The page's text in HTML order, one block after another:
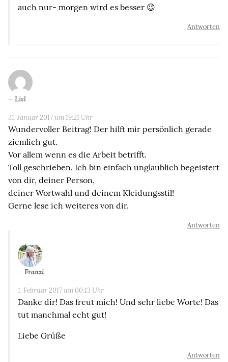
auch nur- morgen wird es besser 😉
Antworten
Lisl
31. Januar 2017 um 19:21 Uhr
Wundervoller Beitrag! Der hilft mir persönlich gerade
ziemlich gut.
Vor allem wenn es die Arbeit betrifft.
Toll geschrieben. Ich bin einfach unglaublich begeistert
von dir, deiner Person,
deiner Wortwahl und deinem Kleidungsstil!
Gerne lese ich weiteres von dir.
Antworten
Franzi
1. Februar 2017 um 00:13 Uhr
Danke dir! Das freut mich! Und sehr liebe Worte! Das
tut manchmal echt gut!
Liebe Grüße
Antworten